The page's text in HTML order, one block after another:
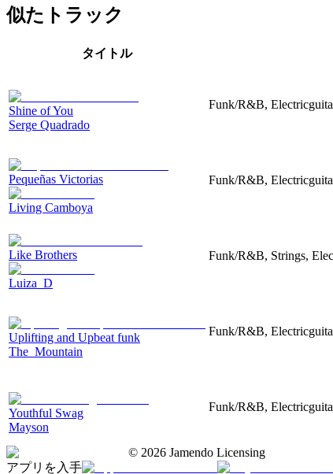
似たトラック
タイトル
Shine of You
Serge Quadrado
Funk/R&B,
Pequeñas Victorias
Living Camboya
Funk/R&B,
Like Brothers
Luiza_D
Funk/R&B, Strings,
Uplifting and Upbeat funk
The_Mountain
Funk/R&B,
Youthful Swag
Mayson
Funk/R&B,
© 2026 Jamendo Licensing
アプリを入手